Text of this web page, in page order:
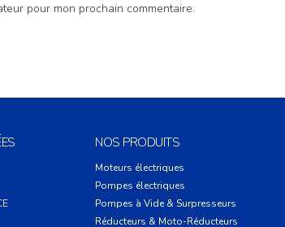
pour mon prochain commentaire.
NOS PRODUITS
Moteurs électriques
Pompes électriques
Pompes à Vide & Surpresseurs
Réducteurs & Moto-Réducteurs